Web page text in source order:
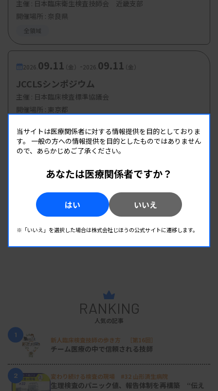
主催 : 日本臨床衛生検査技師会 近畿支部
開催場所 : 奈良県
全領域
2026. 09.11（金） -2026. 09.11（金）
JCCLSシンポジウム
主催 : 日本臨床検査標準協議会
開催場所 : 東京都
RANKING
人気の記事
1
新人臨床検査技師の歩き方 ［第16回］
チーム医療の中で信頼される技師
2 変わり続ける検査の現場 #32 山形済生病院
生理検査のパニック値、報告体制を再構築 “伝え
当サイトは医療関係者に対する情報提供を目的としておりま
す。 一般の方への情報提供を目的としたものではありません
ので、あらかじめご了承ください。
あなたは医療関係者ですか？
はい いいえ
※「いいえ」を選択した場合は株式会社じほうの公式サイトに遷移します。